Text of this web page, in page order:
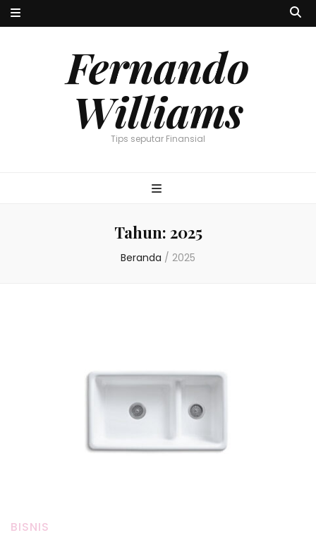
Fernando
Williams
Tips seputar Finansial
Tahun: 2025
Beranda / 2025
BISNIS